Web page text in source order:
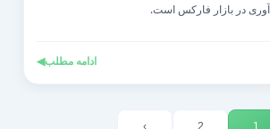
در بازار فارکس است.
ادامه مطلب◀